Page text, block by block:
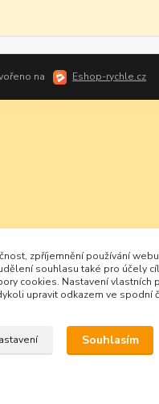
na Eshop-rychle.cz
zpříjemnění používání
souhlasu také pro účely
cookies. Nastavení vlastních
upravit odkazem ve spodní
Souhlasím